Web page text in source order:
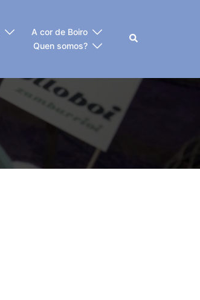
A cor de Boiro
Quen somos?
Buscar